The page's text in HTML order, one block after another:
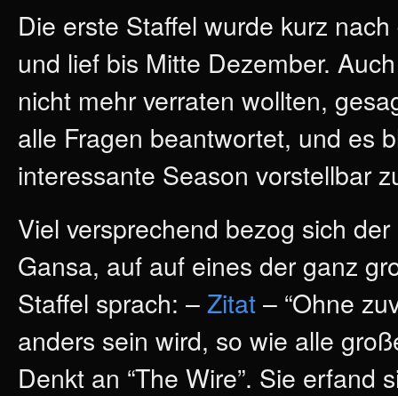
Die erste Staffel wurde kurz
und lief bis Mitte Dezember.
nicht mehr verraten wollten,
alle Fragen beantwortet, und es
interessante Season vorstellbar
Viel versprechend bezog sich
Gansa, auf auf eines der ganz
Staffel sprach: –Zitat– “Ohne
anders sein wird, so wie alle
Denkt an “The Wire”. Sie erfand